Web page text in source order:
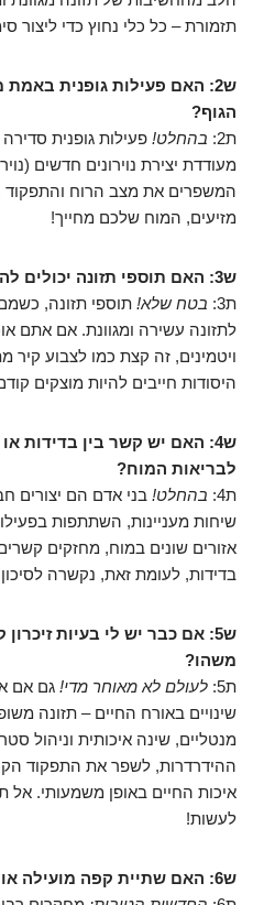
תזמורת – כל כלי נחוץ כדי ליצור
ש2: האם פעילות גופנית
הגוף?
ת2:
בהחלט! פעילות גופנית
מעודדת יצירת נוירונים חדשים
המשפרים את מצב הרוח והתפקוד
מזיעים, המוח שלכם מחייך!
ש3: האם תוספי תזונה יכולים להחליף תזונה נכונה?
ת3:
בטח שלא! תוספי תזונה,
לתזונה עשירה ומגוונת. אם אתם
ויטמינים, זה קצת כמו לצבוע קיר
היסודות חייבים להיות מוצקים
ש4: האם יש קשר בין בדידות
לבריאות המוח?
ת4:
בהחלט! בני אדם הם יצורים
שיחות מעניינות, השתתפות
אזורים שונים במוח, מחזקים קשרים
בדידות, לעומת זאת, נקשרה לסיכון
ש5: אם כבר יש לי בעיות
משהו?
ת5:
לעולם לא מאוחר מדי! גם אם
שינויים באורח החיים – תזונה
מנטליים, שינה איכותית וניהול
ההידרדרות, לשפר את התפקוד
איכות החיים באופן משמעותי. אל
לעשות!
ש6: האם שתיית קפה מועילה או מזיקה למוח בטווח הארוך?